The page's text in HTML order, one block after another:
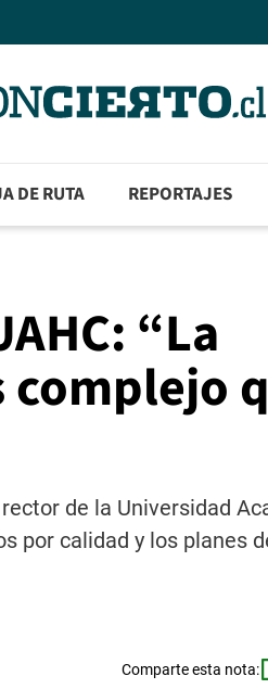
DE RUTA REPORTAJES
“La
complejo
de la Universidad
por calidad y los planes
Comparte esta nota: